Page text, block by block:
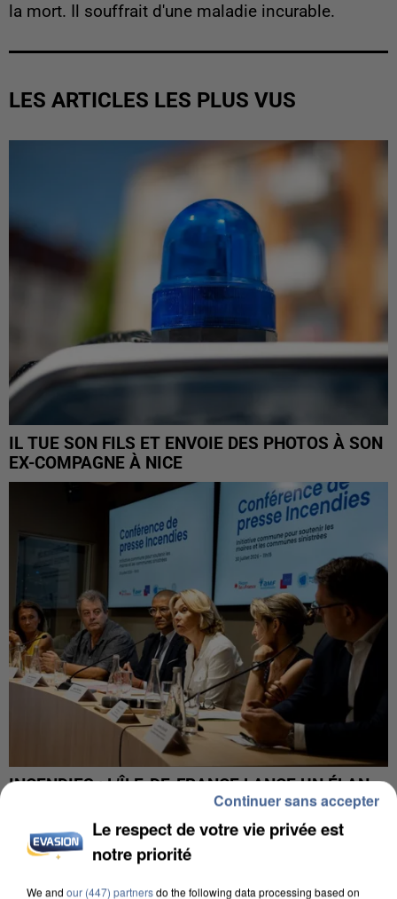
la mort. Il souffrait d'une maladie incurable.
LES ARTICLES LES PLUS VUS
IL TUE SON FILS ET ENVOIE DES PHOTOS À SON
EX-COMPAGNE À NICE
INCENDIES : L’ÎLE-DE-FRANCE LANCE UN ÉLAN
DE SOLIDARITÉ AVEC LES...
Le respect de votre vie privée est
notre priorité
We and our (447) partnersdo the following data processing based on
Continuer sans accepter